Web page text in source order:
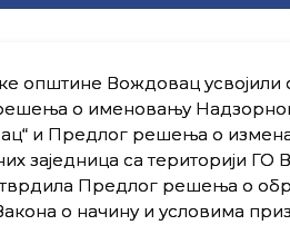
општине Вождовац усвојили
о именовању
и Предлог решења о
заједница са територији ГО
Предлог решења о
о начину и условима